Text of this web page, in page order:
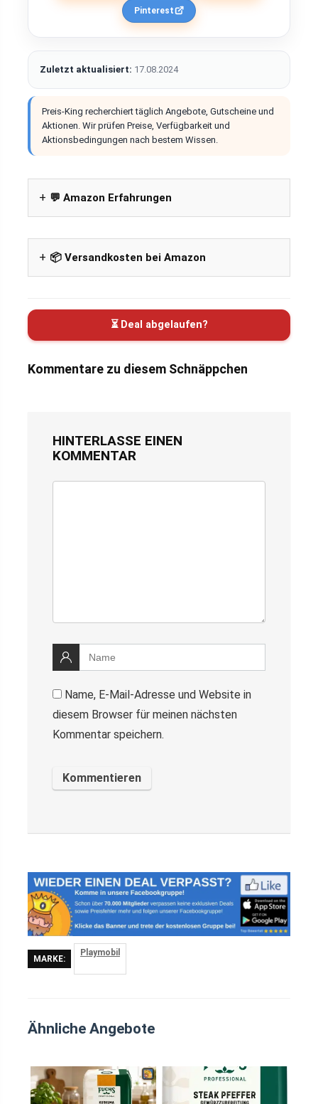
Pinterest
Zuletzt aktualisiert: 17.08.2024
Preis-King recherchiert täglich Angebote, Gutscheine und
Aktionen. Wir prüfen Preise, Verfügbarkeit und
Aktionsbedingungen nach bestem Wissen.
💬 Amazon Erfahrungen
📦 Versandkosten bei Amazon
⏳ Deal abgelaufen?
Kommentare zu diesem Schnäppchen
HINTERLASSE EINEN
KOMMENTAR
Name, E-Mail-Adresse und Website in
diesem Browser für meinen nächsten
Kommentar speichern.
MARKE:
Playmobil
Ähnliche Angebote